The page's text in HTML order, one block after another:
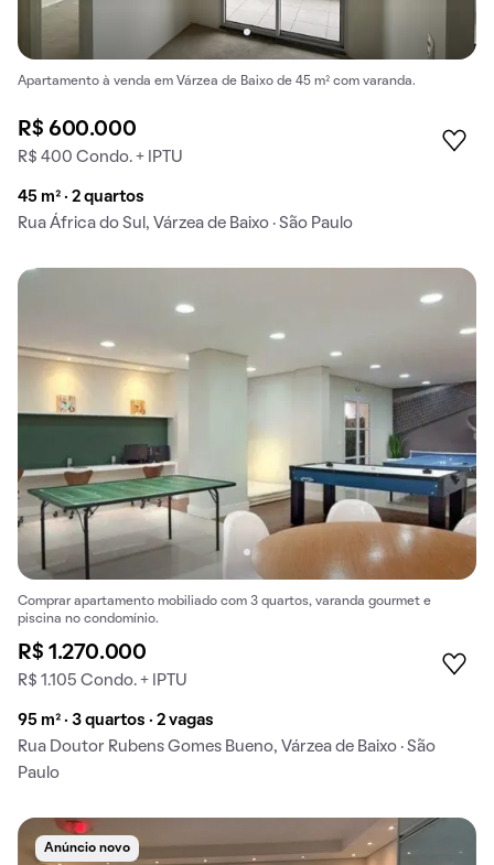
Apartamento à venda em Várzea de Baixo de 45 m² com varanda.
R$ 600.000
R$ 400 Condo. + IPTU
45 m² · 2 quartos
Rua África do Sul, Várzea de Baixo · São Paulo
Comprar apartamento mobiliado com 3 quartos, varanda gourmet e
piscina no condomínio.
R$ 1.270.000
R$ 1.105 Condo. + IPTU
95 m² · 3 quartos · 2 vagas
Rua Doutor Rubens Gomes Bueno, Várzea de Baixo · São
Paulo
Anúncio novo